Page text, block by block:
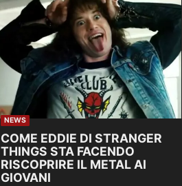
NEWS
COME EDDIE DI STRANGER
THINGS STA FACENDO
RISCOPRIRE IL METAL AI
GIOVANI